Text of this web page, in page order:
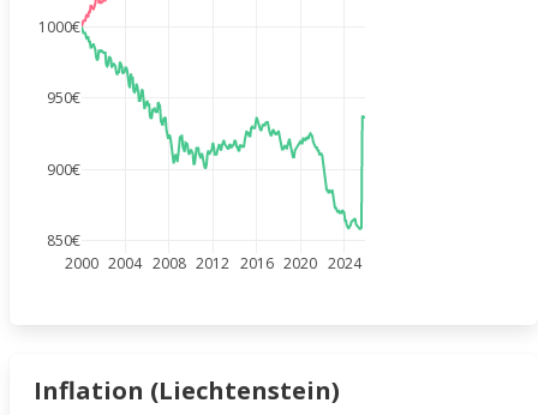
2000 2004 2008 2012 2016 2020 2024
850€
900€
950€
1000€
Inflation (Liechtenstein)